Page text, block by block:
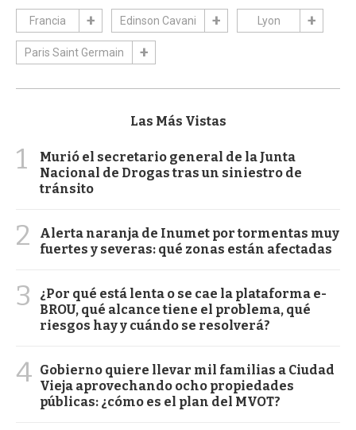
Francia Edinson Cavani Lyon
Paris Saint Germain
Las Más Vistas
1
Murió el secretario general de la Junta
Nacional de Drogas tras un siniestro de
tránsito
2
Alerta naranja de Inumet por tormentas muy
fuertes y severas: qué zonas están afectadas
3
¿Por qué está lenta o se cae la plataforma e-
BROU, qué alcance tiene el problema, qué
riesgos hay y cuándo se resolverá?
4 Gobierno quiere llevar mil familias a Ciudad
Vieja aprovechando ocho propiedades
públicas: ¿cómo es el plan del MVOT?